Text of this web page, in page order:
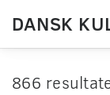
DANSK
866